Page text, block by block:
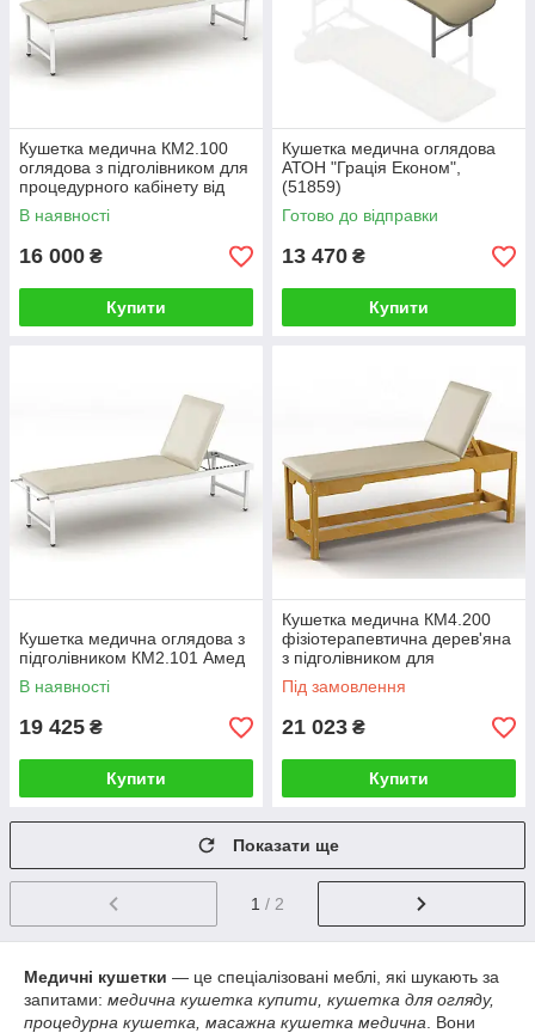
Кушетка медична КМ2.100
оглядова з підголівником для
процедурного кабінету від
Амед, (00004571)
В наявності
16 000 ₴
Купити
Кушетка медична оглядова
АТОН "Грація Економ",
(51859)
Готово до відправки
13 470 ₴
Купити
Кушетка медична оглядова з
підголівником КМ2.101 Амед
В наявності
19 425 ₴
Купити
Кушетка медична КМ4.200
фізіотерапевтична дерев'яна
з підголівником для
фізіокабінету від Амед,
(00004576)
Під замовлення
21 023 ₴
Купити
Показати ще
1 / 2
Медичні кушетки — це спеціалізовані меблі, які шукають за
запитами: медична кушетка купити, кушетка для огляду,
процедурна кушетка, масажна кушетка медична . Вони